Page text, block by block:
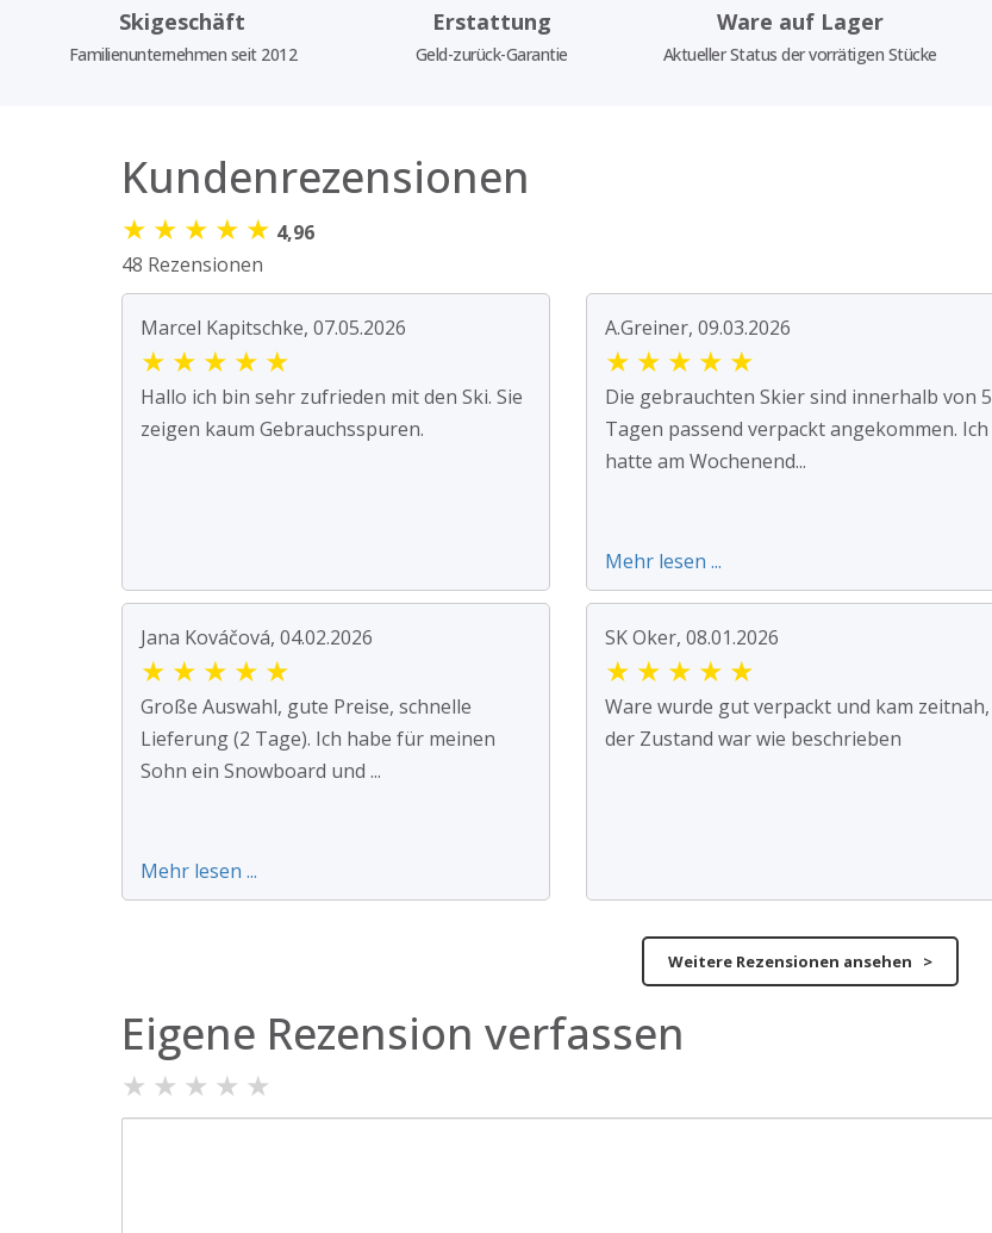
Skigeschäft
Familienunternehmen seit 2012
Erstattung
Geld-zurück-Garantie
Ware auf Lager
Aktueller Status der vorrätigen Stücke
Kundenrezensionen
★ ★ ★ ★ ★ 4,96
48 Rezensionen
Marcel Kapitschke, 07.05.2026
★ ★ ★ ★ ★
Hallo ich bin sehr zufrieden mit den Ski. Sie
zeigen kaum Gebrauchsspuren.
A.Greiner, 09.03.2026
★ ★ ★ ★ ★
Die gebrauchten Skier sind innerhalb von 5
Tagen passend verpackt angekommen. Ich
hatte am Wochenend...
Mehr lesen ...
Jana Kováčová, 04.02.2026
★ ★ ★ ★ ★
Große Auswahl, gute Preise, schnelle
Lieferung (2 Tage). Ich habe für meinen
Sohn ein Snowboard und ...
Mehr lesen ...
SK Oker, 08.01.2026
★ ★ ★ ★ ★
Ware wurde gut verpackt und kam zeitnah,
der Zustand war wie beschrieben
Weitere Rezensionen ansehen >
Eigene Rezension verfassen
★ ★ ★ ★ ★